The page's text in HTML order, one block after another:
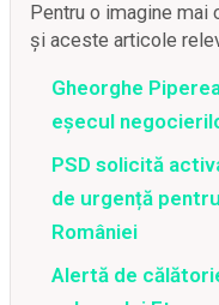
Pentru o imagine mai
și aceste articole
Gheorghe
eșecul
PSD solicită
de urgență
României
Alertă de